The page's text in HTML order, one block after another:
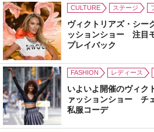
CULTURE ステージ
ヴィクトリアズ・シー
ッションショー 注目
プレイバック
FASHION レディース
いよいよ開催のヴィク
ァッションショー チ
私服コーデ